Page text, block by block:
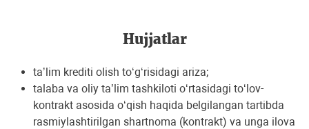
Hujjatlar
taʼlim krediti olish to‘g‘risidagi ariza;
talaba va oliy taʼlim tashkiloti o‘rtasidagi to‘lov-
kontrakt asosida o‘qish haqida belgilangan tartibda
rasmiylashtirilgan shartnoma (kontrakt) va unga ilova